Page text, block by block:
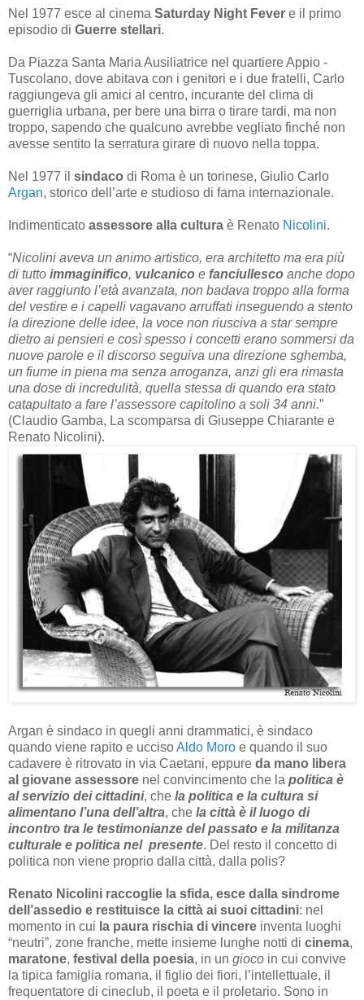
Nel 1977 esce al cinema Saturday Night Fever e il primo
episodio di Guerre stellari.
Da Piazza Santa Maria Ausiliatrice nel quartiere Appio -
Tuscolano, dove abitava con i genitori e i due fratelli, Carlo
raggiungeva gli amici al centro, incurante del clima di
guerriglia urbana, per bere una birra o tirare tardi, ma non
troppo, sapendo che qualcuno avrebbe vegliato finché non
avesse sentito la serratura girare di nuovo nella toppa.
Nel 1977 il sindaco di Roma è un torinese, Giulio Carlo
Argan, storico dell’arte e studioso di fama internazionale.
Indimenticato assessore alla cultura è Renato Nicolini.
“Nicolini aveva un animo artistico, era architetto ma era più
di tutto immaginifico, vulcanico e fanciullesco anche dopo
aver raggiunto l’età avanzata, non badava troppo alla forma
del vestire e i capelli vagavano arruffati inseguendo a stento
la direzione delle idee, la voce non riusciva a star sempre
dietro ai pensieri e così spesso i concetti erano sommersi da
nuove parole e il discorso seguiva una direzione sghemba,
un fiume in piena ma senza arroganza, anzi gli era rimasta
una dose di incredulità, quella stessa di quando era stato
catapultato a fare l’assessore capitolino a soli 34 anni.”
(Claudio Gamba, La scomparsa di Giuseppe Chiarante e
Renato Nicolini).
Argan è sindaco in quegli anni drammatici, è sindaco
quando viene rapito e uccisoAldo Moro e quando il suo
cadavere è ritrovato in via Caetani, eppure da mano libera
al giovane assessore nel convincimento che la politica è
al servizio dei cittadini, che la politica e la cultura si
alimentano l’una dell’altra, che la città è il luogo di
incontro tra le testimonianze del passato e la militanza
culturale e politica nel presente. Del resto il concetto di
politica non viene proprio dalla città, dalla polis?
Renato Nicolini raccoglie la sfida, esce dalla sindrome
dell’assedio e restituisce la città ai suoi cittadini: nel
momento in cui la paura rischia di vincere inventa luoghi
“neutri”, zone franche, mette insieme lunghe notti di cinema,
maratone, festival della poesia, in un gioco in cui convive
la tipica famiglia romana, il figlio dei fiori, l’intellettuale, il
frequentatore di cineclub, il poeta e il proletario. Sono in